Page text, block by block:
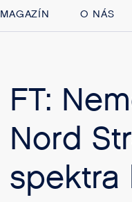
MAGAZÍN O NÁS
FT:
Nord
spektra